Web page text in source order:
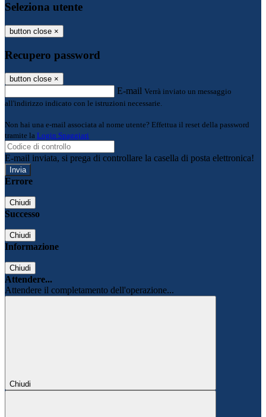
Seleziona utente
button close ×
Recupero password
button close ×
E-mail Verrà inviato un messaggio
all'indirizzo indicato con le istruzioni necessarie.
Non hai una e-mail associata al nome utente? Effettua il reset della password
tramite la Login Spaggiari
E-mail inviata, si prega di controllare la casella di posta elettronica!
Errore
Chiudi
Successo
Chiudi
Informazione
Chiudi
Attendere...
Attendere il completamento dell'operazione...
Chiudi